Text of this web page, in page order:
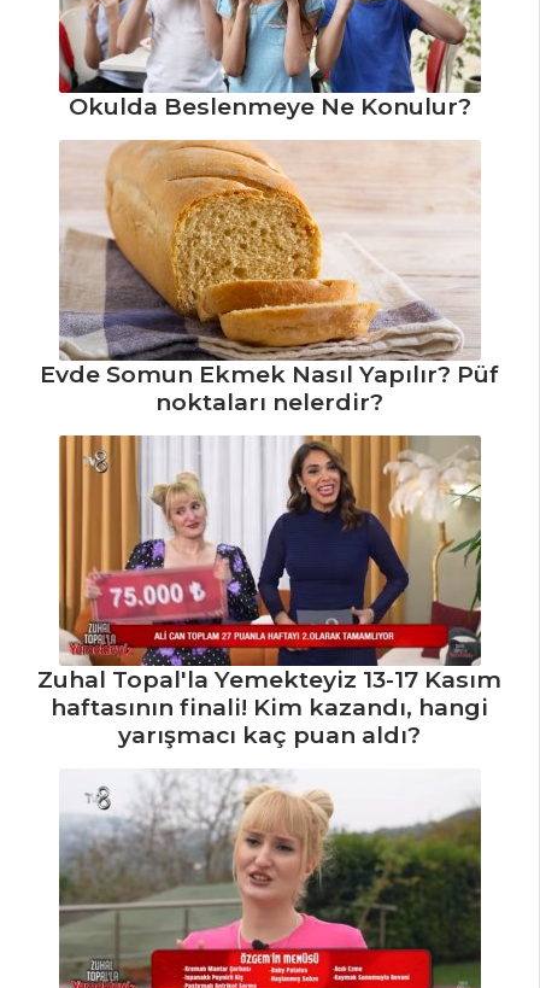
Tarifi, Nasıl Yapılır?
Kavanozda
Salata Tarifi, Nasıl
Salatalar Tüm
Tarifleri
SEBZE
YEMEKLERI
Tarçınlı Börülce
Tarifi, Nasıl Yapılır?
Karnıyarık Tarifi,
Nasıl Yapılır?
Kabak Kayganası
Tarifi, Nasıl Yapılır?
Sebze Yemekleri
Tüm Tarifleri
İÇECEKLER
Tarifi, Nasıl Yapılır?
Zerdeçallı Ayran
Tarifi, Nasıl Yapılır?
Demirhindi
Şerbeti Tarifi, Nasıl
Yapılır?
Okulda Beslenmeye Ne Konulur?
Evde Somun Ekmek Nasıl Yapılır? Püf
noktaları nelerdir?
Zuhal Topal'la Yemekteyiz 13-17 Kasım
haftasının finali! Kim kazandı, hangi
yarışmacı kaç puan aldı?